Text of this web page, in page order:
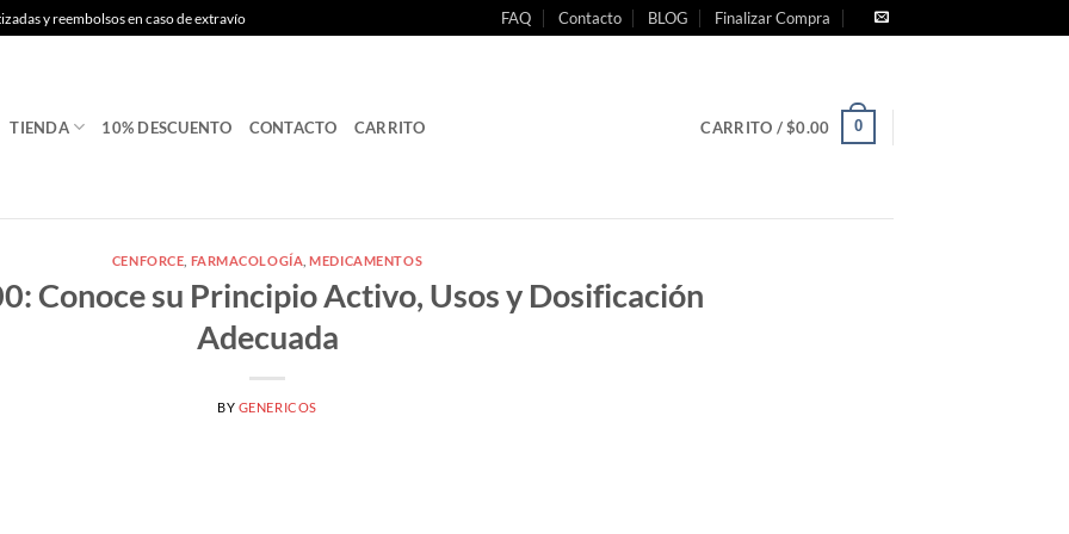
y reembolsos en caso de extravío FAQ Contacto BLOG Finalizar Compra
TIENDA 10% DESCUENTO CONTACTO CARRITO CARRITO /$0.00 0
CENFORCE FARMACOLOGÍA ,MEDICAMENTOS
Conoce su Principio Activo, Usos y Dosificación
Adecuada
BY GENERICOS